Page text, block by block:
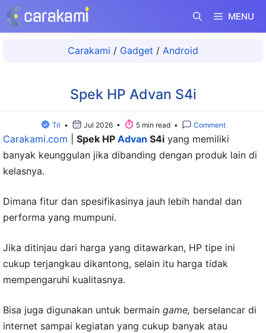
Langsung
ke
MENU
Carakami / Gadget / Android
Spek HP Advan S4i
Tri • Jul 2026 • 5 min read • Comment
Carakami.com Spek HP Advan S4i yang memiliki
banyak keunggulan jika dibanding dengan produk lain di
kelasnya.
Dimana fitur dan spesifikasinya jauh lebih handal dan
performa yang mumpuni.
Jika ditinjau dari harga yang ditawarkan, HP tipe ini
cukup terjangkau dikantong, selain itu harga tidak
mempengaruhi kualitasnya.
Bisa juga digunakan untuk bermain game, berselancar di
internet sampai kegiatan yang cukup banyak atau